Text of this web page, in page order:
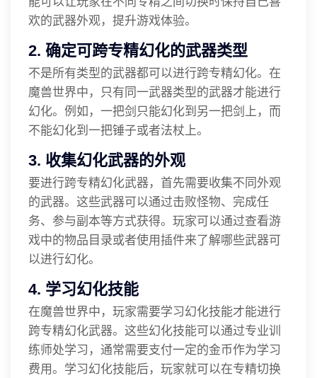
欢的武器外观，提升游戏体验。
2. 确定可跨专精幻化的武器类型
不是所有类型的武器都可以进行跨专精幻化。在
魔兽世界中，只有同一武器类型的武器才能进行
幻化。例如，一把剑只能幻化到另一把剑上，而
不能幻化到一把锤子或者法杖上。
3. 收集幻化武器的外观
要进行跨专精幻化武器，首先需要收集不同外观
的武器。这些武器可以通过击败怪物、完成任
务、参与副本等方式获得。玩家可以通过查看游
戏中的物品目录或者使用插件来了解哪些武器可
以进行幻化。
4. 学习幻化技能
在魔兽世界中，玩家需要学习幻化技能才能进行
跨专精幻化武器。这些幻化技能可以通过专业训
练师处学习，通常需要支付一定的金币作为学习
费用。学习幻化技能后，玩家就可以在专精切换